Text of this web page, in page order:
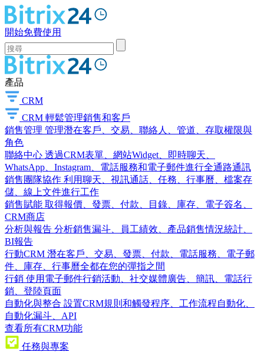
開始免費使用
產品
CRM
CRM 輕鬆管理銷售和客戶
銷售管理 管理潛在客戶、交易、聯絡人、管道、存取權限與
角色
聯絡中心 透過CRM表單、網站Widget、即時聊天、
WhatsApp、Instagram、電話服務和電子郵件進行全通路通訊
銷售團隊協作 利用聊天、視訊通話、任務、行事曆、檔案存
儲、線上文件進行工作
銷售賦能 取得報價、發票、付款、目錄、庫存、電子簽名、
CRM商店
分析與報告 分析銷售漏斗、員工績效、產品銷售情況統計、
BI報告
行動CRM 潛在客戶、交易、發票、付款、電話服務、電子郵
件、庫存、行事曆全都在您的彈指之間
行銷 使用電子郵件行銷活動、社交媒體廣告、簡訊、電話行
銷、登陸頁面
自動化與整合 設置CRM規則和觸發程序、工作流程自動化、
自動化漏斗、API
查看所有CRM功能
任務與專案